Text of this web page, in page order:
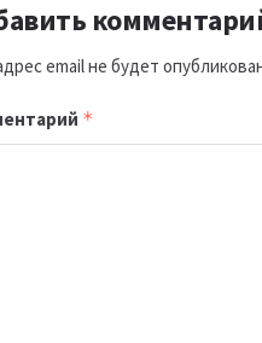
email не будет
*